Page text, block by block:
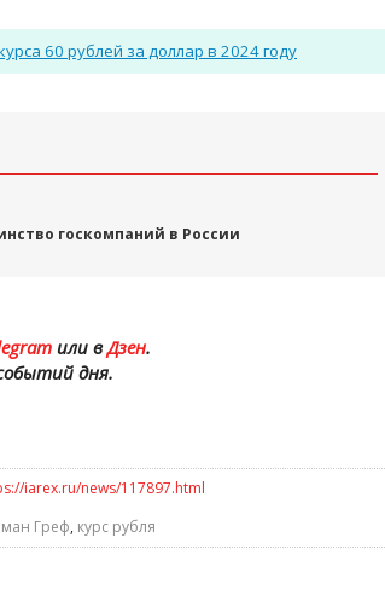
60 рублей за доллар в 2024 году
госкомпаний в России
или вДзен.
дня.
iarex.ru/news/117897.html
Греф, курс рубля